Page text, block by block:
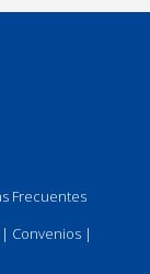
Frecuentes
| Convenios|